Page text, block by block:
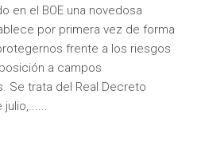
en el BOE una novedosa
por primera vez de forma
frente a los riesgos
a campos
Se trata del Real Decreto
julio,...